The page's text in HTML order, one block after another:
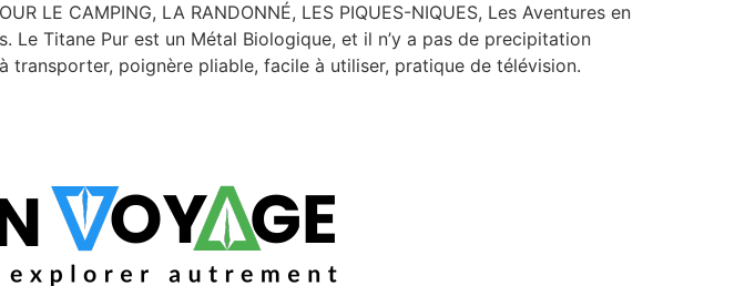
LE CAMPING, LA RANDONNÉ, LES PIQUES-NIQUES, Les Aventures en
Le Titane Pur est un Métal Biologique, et il n’y a pas de precipitation
poignère pliable, facile à utiliser, pratique de télévision.